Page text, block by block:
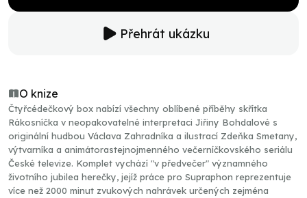
Přehrát ukázku
O knize
Čtyřcédečkový box nabízí všechny oblíbené příběhy skřítka
Rákosníčka v neopakovatelné interpretaci Jiřiny Bohdalové s
originální hudbou Václava Zahradníka a ilustrací Zdeňka Smetany,
výtvarníka a animátorastejnojmenného večerníčkovského seriálu
České televize. Komplet vychází "v předvečer" významného
životního jubilea herečky, jejíž práce pro Supraphon reprezentuje
více než 2000 minut zvukových nahrávek určených zejména